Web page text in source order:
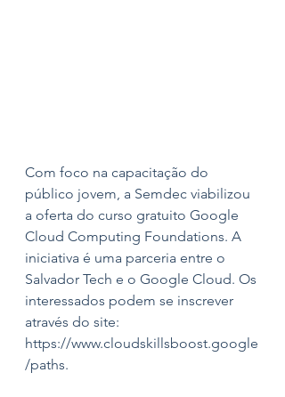
Com foco na capacitação do
público jovem, a Semdec viabilizou
a oferta do curso gratuito Google
Cloud Computing Foundations. A
iniciativa é uma parceria entre o
Salvador Tech e o Google Cloud. Os
interessados podem se inscrever
através do site:
https://www.cloudskillsboost.google
/paths.